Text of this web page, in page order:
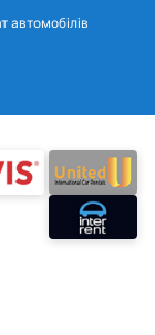
автомобілів